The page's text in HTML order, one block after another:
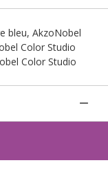
bleu, AkzoNobel
Color Studio
Color Studio